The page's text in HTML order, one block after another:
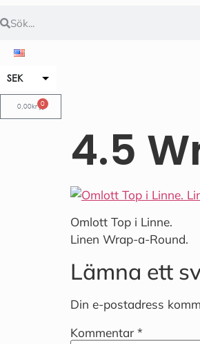
SEK
EUR
0,00kr 0
4.5
Omlott Top i Linne.
Linen Wrap-a-Round.
Lämna ett
Din e-postadress
Kommentar*